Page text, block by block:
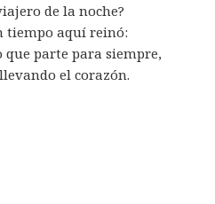
de la noche?
tiempo aquí reinó:
que parte para siempre,
el corazón.